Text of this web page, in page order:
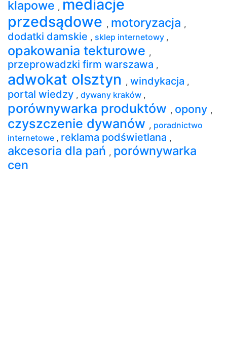
klapowe , mediacje
przedsądowe , motoryzacja ,
dodatki damskie , sklep internetowy ,
opakowania tekturowe ,
przeprowadzki firm warszawa ,
adwokat olsztyn , windykacja ,
portal wiedzy , dywany kraków ,
porównywarka produktów , opony ,
czyszczenie dywanów , poradnictwo
internetowe , reklama podświetlana ,
akcesoria dla pań , porównywarka
cen